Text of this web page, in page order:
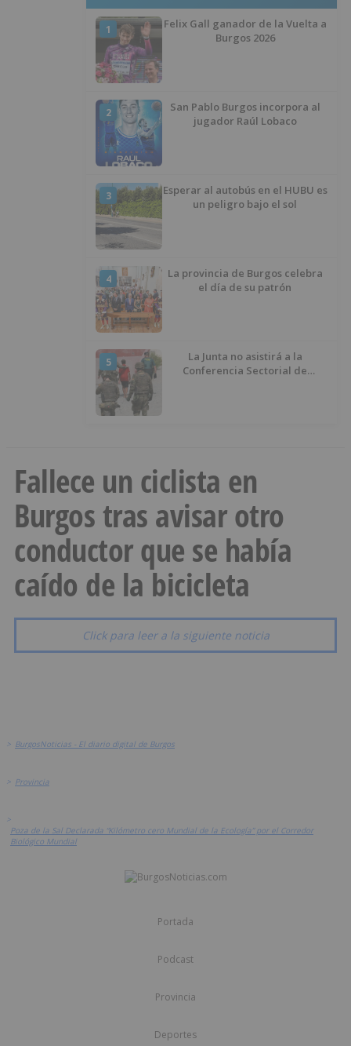
1
Felix Gall ganador de la Vuelta a
Burgos 2026
2
San Pablo Burgos incorpora al
jugador Raúl Lobaco
3
Esperar al autobús en el HUBU es
un peligro bajo el sol
4
La provincia de Burgos celebra
el día de su patrón
5
La Junta no asistirá a la
Conferencia Sectorial de
Fallece un ciclista en
Burgos tras avisar otro
conductor que se había
caído de la bicicleta
Click para leer a la siguiente noticia
> BurgosNoticias - El diario digital de Burgos
> Provincia
>
Poza de la Sal Declarada “Kilómetro cero Mundial de la Ecología” por el Corredor
Biológico Mundial
Portada
Podcast
Provincia
Deportes